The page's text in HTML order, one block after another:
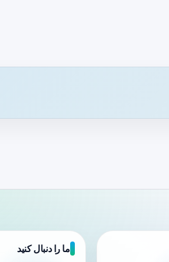
ما را دنبال کنید